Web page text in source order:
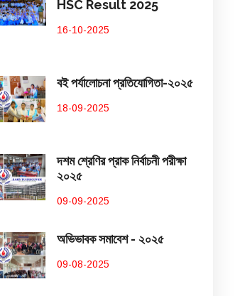
HSC Result 2025
16-10-2025
বই পর্যালোচনা প্রতিযোগিতা-২০২৫
18-09-2025
দশম শ্রেণির প্রাক নির্বাচনী পরীক্ষা
২০২৫
09-09-2025
অভিভাবক সমাবেশ - ২০২৫
09-08-2025